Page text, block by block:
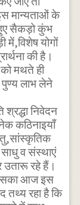
मान्यताओं के
हुए सैकड़ो कुंभ
में,विशेष योगों
की है।
मथते ही
लाभ लेने
निवेदन
कठिनाइयाँ
व संस्थाएं
उतारू रहे हैं।
आज इस
तथ्य रहा है कि